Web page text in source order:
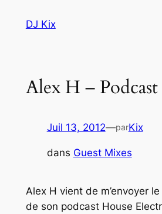
DJ Kix
Alex H –
Juil 13, 2012—parKix
dans Guest Mixes
Alex H vient de m’envoyer
de son podcast House